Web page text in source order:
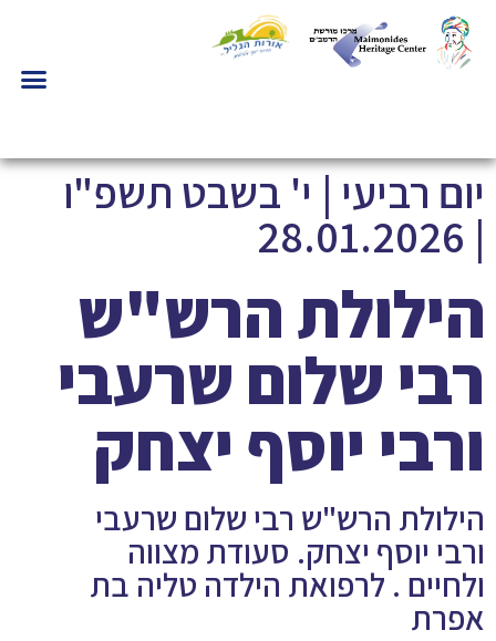
יום רביעי | י' בשבט תשפ"ו
| 28.01.2026
הילולת הרש"ש
רבי שלום שרעבי
ורבי יוסף יצחק
הילולת הרש"ש רבי שלום שרעבי
ורבי יוסף יצחק. סעודת מצווה
ולחיים . לרפואת הילדה טליה בת
אפרת